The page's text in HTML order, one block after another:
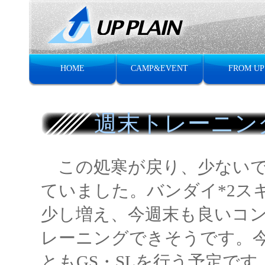
HOME CAMP&EVENT FROM UP
週末トレーニン
この処寒が戻り、少ない
ていました。バンダイ*2ス
少し増え、今週末も良いコ
レーニングできそうです。